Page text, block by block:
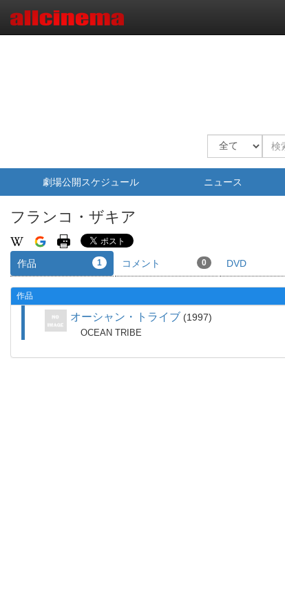
劇場公開スケジュール ニュース
フランコ・ザキア
作品 1 コメント 0 DVD
作品
オーシャン・トライブ 1997
OCEAN TRIBE